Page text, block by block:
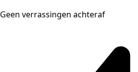
Geen verrassingen achteraf